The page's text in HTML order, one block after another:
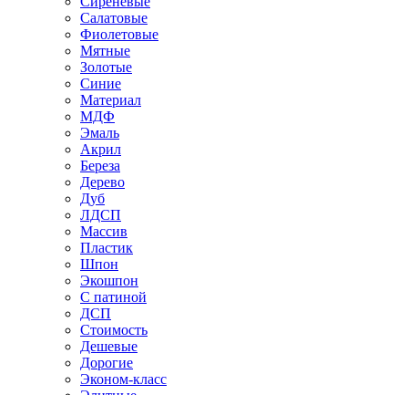
Салатовые
Фиолетовые
Мятные
Золотые
Синие
Материал
МДФ
Эмаль
Акрил
Береза
Дерево
Дуб
ЛДСП
Массив
Пластик
Шпон
Экошпон
С патиной
ДСП
Стоимость
Дешевые
Дорогие
Эконом-класс